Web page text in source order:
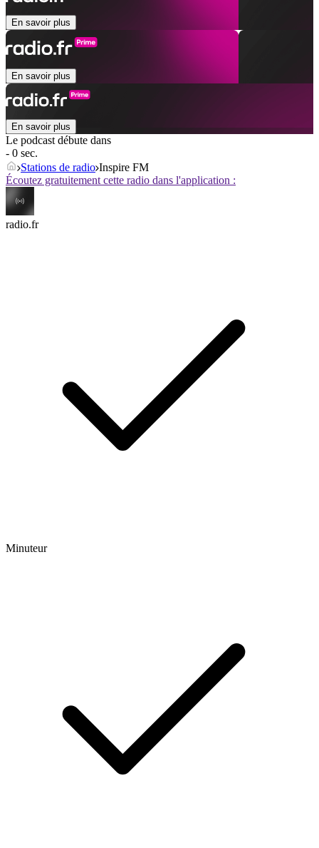
En savoir plus
En savoir plus
En savoir plus
Le podcast débute dans
- 0 sec.
Stations de radio Inspire FM
Écoutez gratuitement cette radio dans l'application :
radio.fr
Minuteur